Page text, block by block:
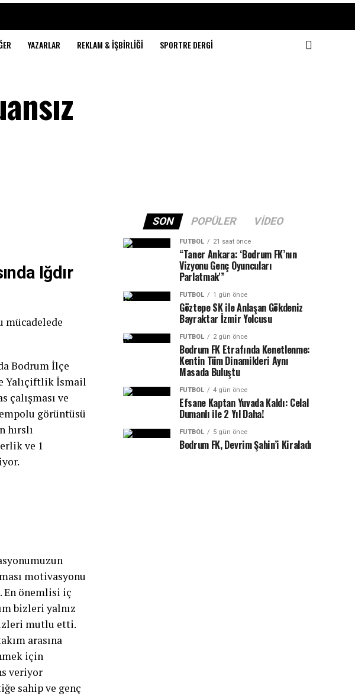
YAZARLAR REKLAM & İŞBIRLIĞI SPORTRE DERGI
Iğdır
mücadelede
Bodrum İlçe
Yalıçiftlik İsmail
çalışması ve
görüntüsü
hırslı
ve 1
motivasyonu
En önemlisi iç
bizleri yalnız
mutlu etti.
arasına
için
veriyor
sahip ve genç
SON POPÜLER VIDEO
FUTBOL 21 saat önce
“Taner Ankara: ‘Bodrum FK’nın
Vizyonu Genç Oyuncuları
Parlatmak'”
FUTBOL 1 gün önce
Göztepe SK ile Anlaşan Gökdeniz
Bayraktar İzmir Yolcusu
FUTBOL 2 gün önce
Bodrum FK Etrafında Kenetlenme:
Kentin Tüm Dinamikleri Aynı
Masada Buluştu
FUTBOL 4 gün önce
Efsane Kaptan Yuvada Kaldı: Celal
Dumanlı ile 2 Yıl Daha!
FUTBOL 5 gün önce
Bodrum FK, Devrim Şahin’i Kiraladı